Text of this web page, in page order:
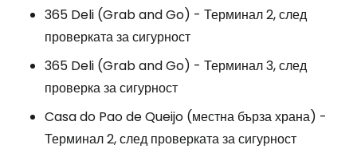
365 Deli (Grab and Go) - Терминал 2, след
проверката за сигурност
365 Deli (Grab and Go) - Терминал 3, след
проверка за сигурност
Casa do Pao de Queijo (местна бърза храна) -
Терминал 2, след проверката за сигурност